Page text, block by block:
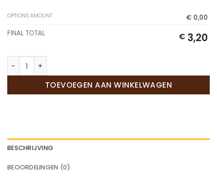
OPTIONS AMOUNT
€ 0,00
FINAL TOTAL
€3,20
Petit fours aantal
TOEVOEGEN AAN WINKELWAGEN
BESCHRIJVING
BEOORDELINGEN (0)